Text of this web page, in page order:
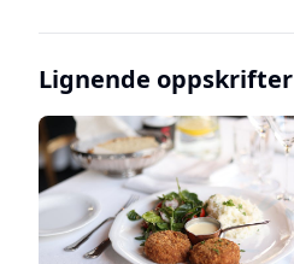
Lignende oppskrifter